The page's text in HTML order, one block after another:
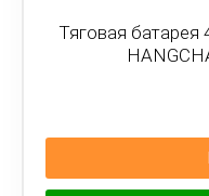
Тяговая батарея